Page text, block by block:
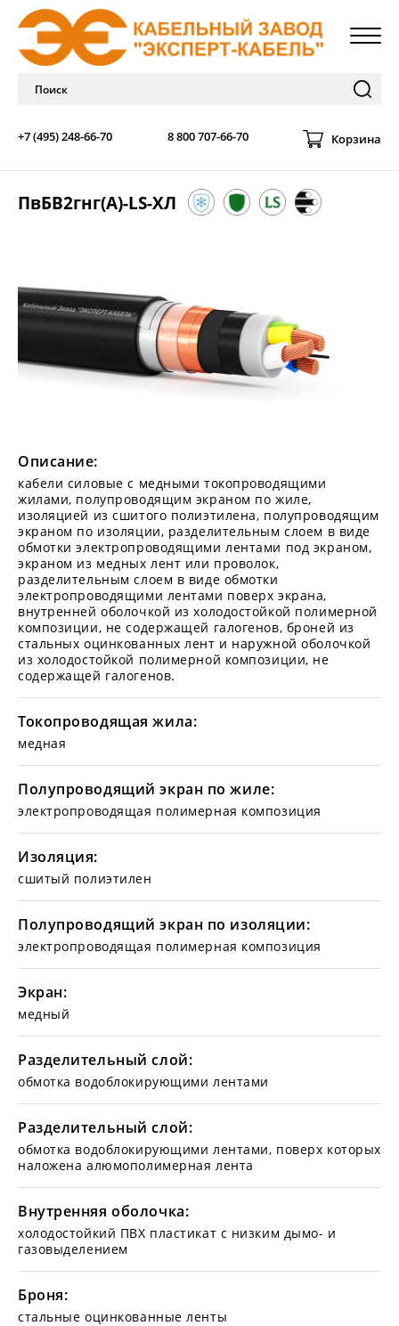
+7 (495) 248-66-70 8 800 707-66-70 Корзина
ПвБВ2гнг(А)-LS-ХЛ
Описание:
кабели силовые с медными токопроводящими
жилами, полупроводящим экраном по жиле,
изоляцией из сшитого полиэтилена, полупроводящим
экраном по изоляции, разделительным слоем в виде
обмотки электропроводящими лентами под экраном,
экраном из медных лент или проволок,
разделительным слоем в виде обмотки
электропроводящими лентами поверх экрана,
внутренней оболочкой из холодостойкой полимерной
композиции, не содержащей галогенов, броней из
стальных оцинкованных лент и наружной оболочкой
из холодостойкой полимерной композиции, не
содержащей галогенов.
Токопроводящая жила:
медная
Полупроводящий экран по жиле:
электропроводящая полимерная композиция
Изоляция:
сшитый полиэтилен
Полупроводящий экран по изоляции:
электропроводящая полимерная композиция
Экран:
медный
Разделительный слой:
обмотка водоблокирующими лентами
Разделительный слой:
обмотка водоблокирующими лентами, поверх которых
наложена алюмополимерная лента
Внутренняя оболочка:
холодостойкий ПВХ пластикат с низким дымо- и
газовыделением
Броня:
стальные оцинкованные ленты